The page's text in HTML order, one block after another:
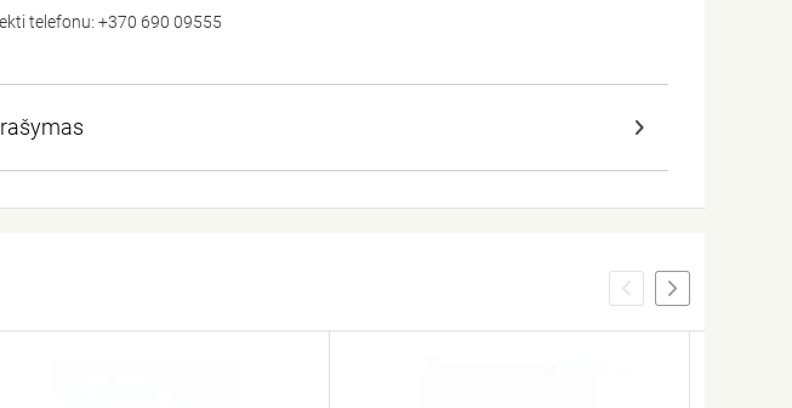
telefonu: +370 690 09555